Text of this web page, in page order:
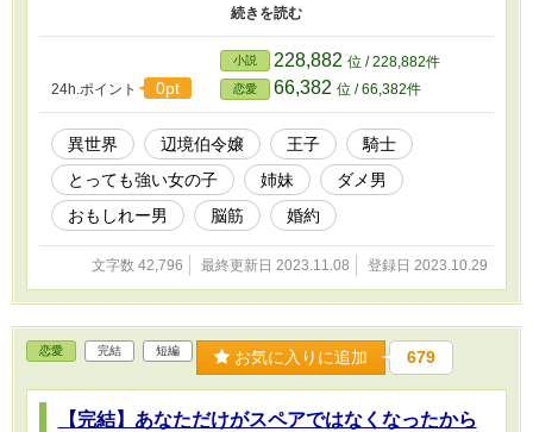
嬢は相手が誰でもなんとでも出来ると思っていたことに。 ※短編
です。完結まで作成済み。 ※迷った末に恋愛ジャンルに入れてお
きました。恋愛要素はあるにはあるんだけど、ね。 ※タグ入れた
けど、おもしれー男はそれじゃない。むしろおもしれ―女なのか？
※楽しくなって書いてしまった。頭空っぽにしてお読みいただけれ
ばと。深く考えないのが大事。
24h.ポイント 0pt
小説 228,882 位 / 228,882件
恋愛 66,382 位 / 66,382件
異世界 辺境伯令嬢 王子
騎士
とっても強い女の子
姉妹
ダメ男
おもしれー男
脳筋 婚約
文字数 42,796 最終更新日 2023.11.08 登録日 2023.10.29
恋愛 完結 短編 お気に入りに追加 679
【完結】あなただけがスペアではなくなったから